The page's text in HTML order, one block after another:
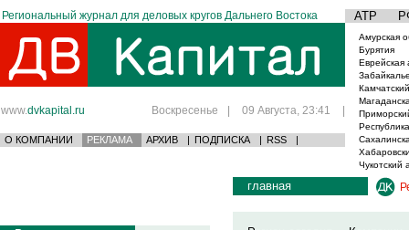
Региональный журнал для деловых кругов Дальнего Востока АТР
www.dvkapital.ru Воскресенье | 09 Августа, 23:41 |
О КОМПАНИИ РЕКЛАМА АРХИВ | ПОДПИСКА | RSS |
Амурская
Бурятия
Еврейская
Чукотский
главная